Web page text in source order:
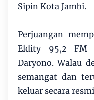
Sipin Kota Jambi.
Perjuangan
Eldity 95,2 FM
Daryono. Walau
semangat dan
keluar secara